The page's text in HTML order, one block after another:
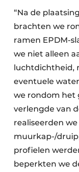
“Na de
brachten we
ramen EPDM-
we niet alleen
luchtdichtheid,
eventuele
we rondom het
verlengde van
realiseerden
muurkap-/
profielen
beperkten we